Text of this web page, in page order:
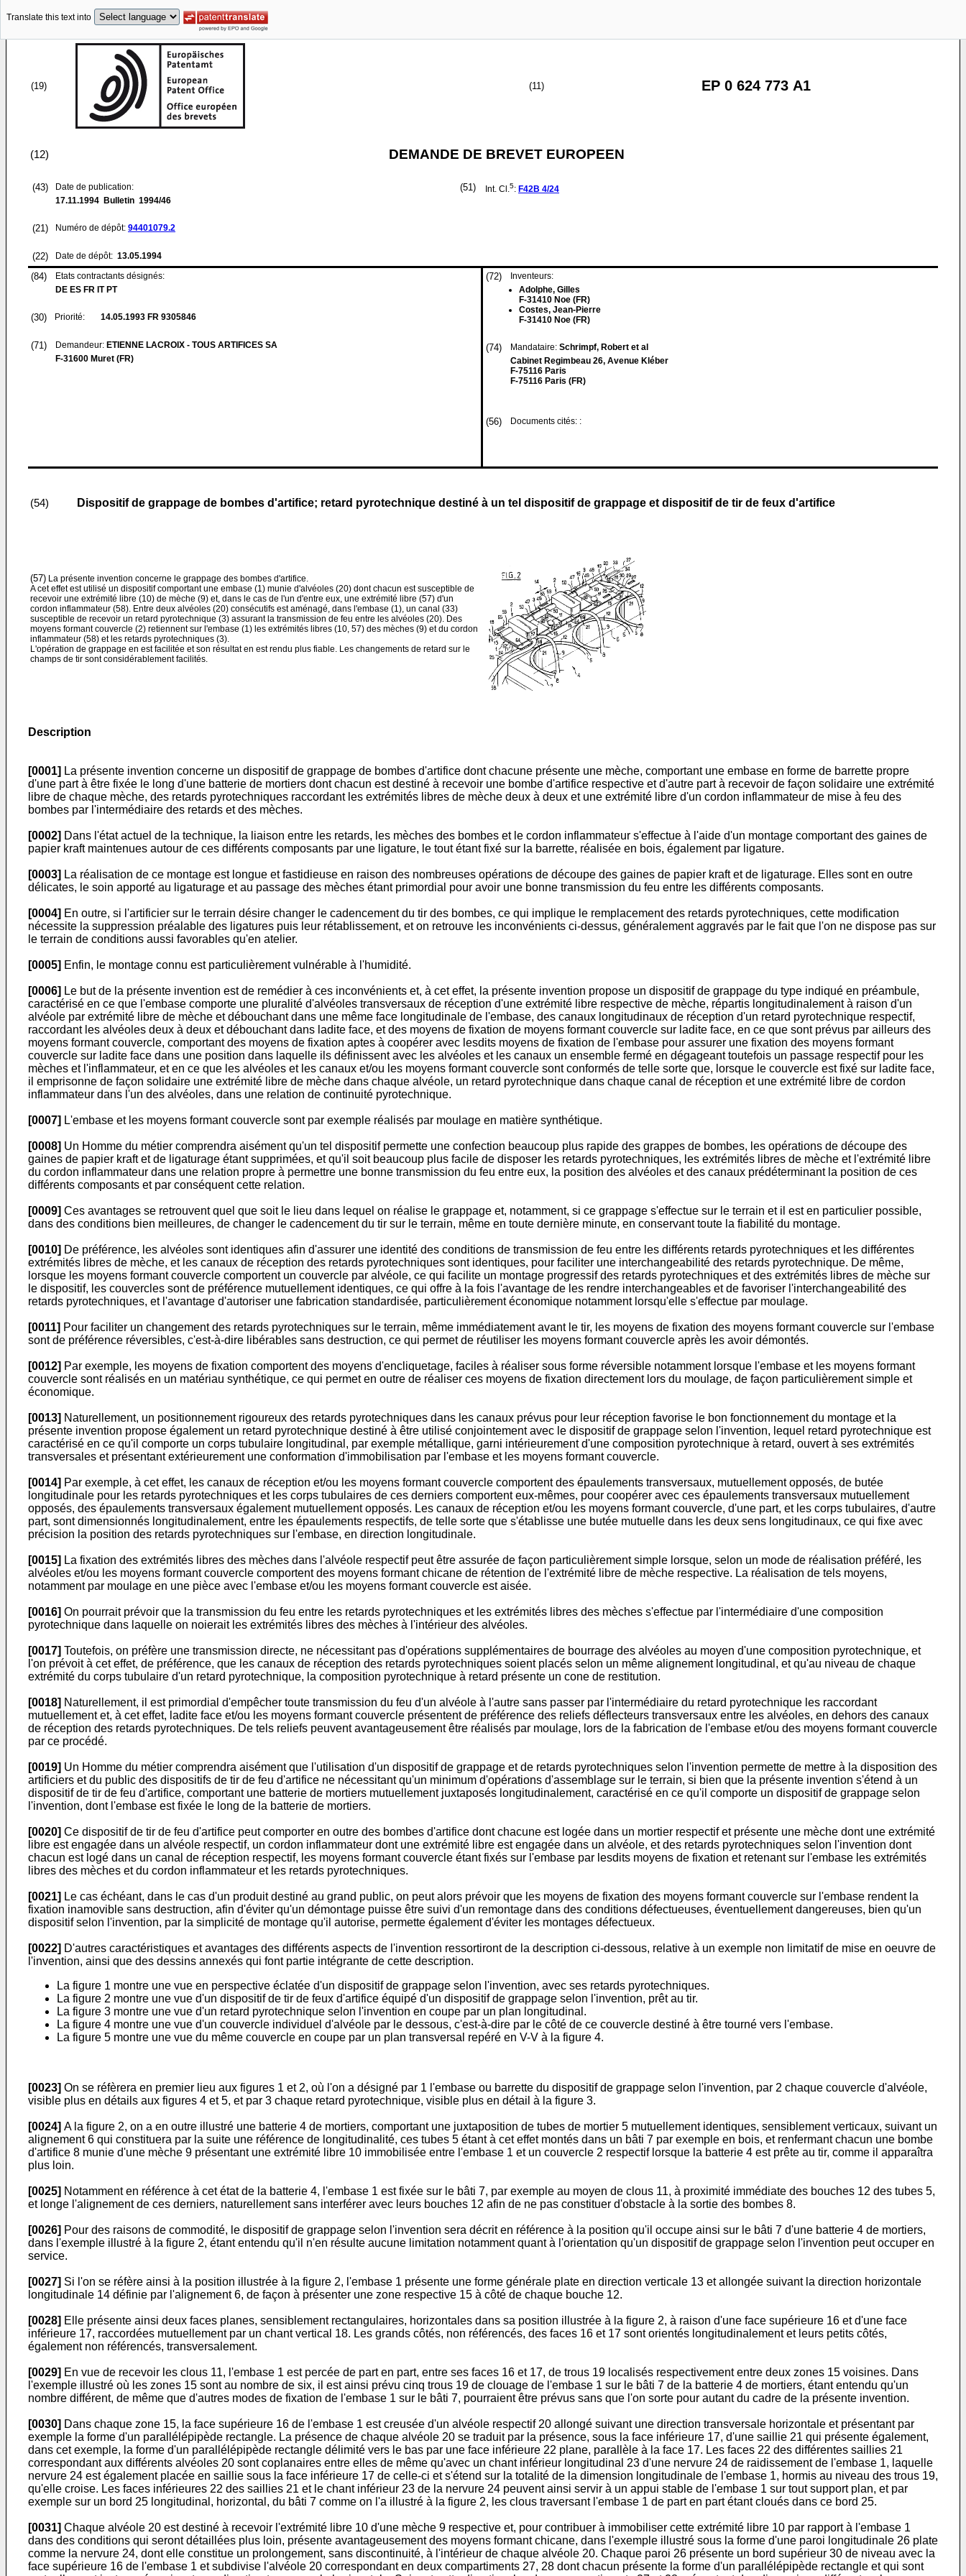
Translate this text into
(19) (11) EP 0 624 773 A1
(12) DEMANDE DE BREVET EUROPEEN
(43)
Date de publication:
17.11.1994 Bulletin 1994/46
(21) Numéro de dépôt: 94401079.2
(22) Date de dépôt: 13.05.1994
(51) Int. Cl.5: F42B 4/24
(84)
Etats contractants désignés:
DE ES FR IT PT
(30) Priorité: 14.05.1993 FR 9305846
(71) Demandeur: ETIENNE LACROIX - TOUS ARTIFICES SA
F-31600 Muret (FR)
(72)
Inventeurs:
Adolphe, Gilles
F-31410 Noe (FR)
Costes, Jean-Pierre
F-31410 Noe (FR)
(74) Mandataire: Schrimpf, Robert et al
Cabinet Regimbeau 26, Avenue Kléber
F-75116 Paris
F-75116 Paris (FR)
(56) Documents cités: :
(54) Dispositif de grappage de bombes d'artifice; retard pyrotechnique destiné à un tel dispositif de grappage et dispositif de tir de feux d'artifice
(57) La présente invention concerne le grappage des bombes d'artifice.
A cet effet est utilisé un dispositif comportant une embase (1) munie d'alvéoles (20) dont chacun est susceptible de
recevoir une extrémité libre (10) de mèche (9) et, dans le cas de l'un d'entre eux, une extrémité libre (57) d'un
cordon inflammateur (58). Entre deux alvéoles (20) consécutifs est aménagé, dans l'embase (1), un canal (33)
susceptible de recevoir un retard pyrotechnique (3) assurant la transmission de feu entre les alvéoles (20). Des
moyens formant couvercle (2) retiennent sur l'embase (1) les extrémités libres (10, 57) des mèches (9) et du cordon
inflammateur (58) et les retards pyrotechniques (3).
L'opération de grappage en est facilitée et son résultat en est rendu plus fiable. Les changements de retard sur le
champs de tir sont considérablement facilités.
Description
[0001] La présente invention concerne un dispositif de grappage de bombes d'artifice dont chacune présente une mèche, comportant une embase en forme de barrette propre
d'une part à être fixée le long d'une batterie de mortiers dont chacun est destiné à recevoir une bombe d'artifice respective et d'autre part à recevoir de façon solidaire une extrémité
libre de chaque mèche, des retards pyrotechniques raccordant les extrémités libres de mèche deux à deux et une extrémité libre d'un cordon inflammateur de mise à feu des
bombes par l'intermédiaire des retards et des mèches.
[0002] Dans l'état actuel de la technique, la liaison entre les retards, les mèches des bombes et le cordon inflammateur s'effectue à l'aide d'un montage comportant des gaines de
papier kraft maintenues autour de ces différents composants par une ligature, le tout étant fixé sur la barrette, réalisée en bois, également par ligature.
[0003] La réalisation de ce montage est longue et fastidieuse en raison des nombreuses opérations de découpe des gaines de papier kraft et de ligaturage. Elles sont en outre
délicates, le soin apporté au ligaturage et au passage des mèches étant primordial pour avoir une bonne transmission du feu entre les différents composants.
[0004] En outre, si l'artificier sur le terrain désire changer le cadencement du tir des bombes, ce qui implique le remplacement des retards pyrotechniques, cette modification
nécessite la suppression préalable des ligatures puis leur rétablissement, et on retrouve les inconvénients ci-dessus, généralement aggravés par le fait que l'on ne dispose pas sur
le terrain de conditions aussi favorables qu'en atelier.
[0005] Enfin, le montage connu est particulièrement vulnérable à l'humidité.
[0006] Le but de la présente invention est de remédier à ces inconvénients et, à cet effet, la présente invention propose un dispositif de grappage du type indiqué en préambule,
caractérisé en ce que l'embase comporte une pluralité d'alvéoles transversaux de réception d'une extrémité libre respective de mèche, répartis longitudinalement à raison d'un
alvéole par extrémité libre de mèche et débouchant dans une même face longitudinale de l'embase, des canaux longitudinaux de réception d'un retard pyrotechnique respectif,
raccordant les alvéoles deux à deux et débouchant dans ladite face, et des moyens de fixation de moyens formant couvercle sur ladite face, en ce que sont prévus par ailleurs des
moyens formant couvercle, comportant des moyens de fixation aptes à coopérer avec lesdits moyens de fixation de l'embase pour assurer une fixation des moyens formant
couvercle sur ladite face dans une position dans laquelle ils définissent avec les alvéoles et les canaux un ensemble fermé en dégageant toutefois un passage respectif pour les
mèches et l'inflammateur, et en ce que les alvéoles et les canaux et/ou les moyens formant couvercle sont conformés de telle sorte que, lorsque le couvercle est fixé sur ladite face,
il emprisonne de façon solidaire une extrémité libre de mèche dans chaque alvéole, un retard pyrotechnique dans chaque canal de réception et une extrémité libre de cordon
inflammateur dans l'un des alvéoles, dans une relation de continuité pyrotechnique.
[0007] L'embase et les moyens formant couvercle sont par exemple réalisés par moulage en matière synthétique.
[0008] Un Homme du métier comprendra aisément qu'un tel dispositif permette une confection beaucoup plus rapide des grappes de bombes, les opérations de découpe des
gaines de papier kraft et de ligaturage étant supprimées, et qu'il soit beaucoup plus facile de disposer les retards pyrotechniques, les extrémités libres de mèche et l'extrémité libre
du cordon inflammateur dans une relation propre à permettre une bonne transmission du feu entre eux, la position des alvéoles et des canaux prédéterminant la position de ces
différents composants et par conséquent cette relation.
[0009] Ces avantages se retrouvent quel que soit le lieu dans lequel on réalise le grappage et, notamment, si ce grappage s'effectue sur le terrain et il est en particulier possible,
dans des conditions bien meilleures, de changer le cadencement du tir sur le terrain, même en toute dernière minute, en conservant toute la fiabilité du montage.
[0010] De préférence, les alvéoles sont identiques afin d'assurer une identité des conditions de transmission de feu entre les différents retards pyrotechniques et les différentes
extrémités libres de mèche, et les canaux de réception des retards pyrotechniques sont identiques, pour faciliter une interchangeabilité des retards pyrotechnique. De même,
lorsque les moyens formant couvercle comportent un couvercle par alvéole, ce qui facilite un montage progressif des retards pyrotechniques et des extrémités libres de mèche sur
le dispositif, les couvercles sont de préférence mutuellement identiques, ce qui offre à la fois l'avantage de les rendre interchangeables et de favoriser l'interchangeabilité des
retards pyrotechniques, et l'avantage d'autoriser une fabrication standardisée, particulièrement économique notamment lorsqu'elle s'effectue par moulage.
[0011] Pour faciliter un changement des retards pyrotechniques sur le terrain, même immédiatement avant le tir, les moyens de fixation des moyens formant couvercle sur l'embase
sont de préférence réversibles, c'est-à-dire libérables sans destruction, ce qui permet de réutiliser les moyens formant couvercle après les avoir démontés.
[0012] Par exemple, les moyens de fixation comportent des moyens d'encliquetage, faciles à réaliser sous forme réversible notamment lorsque l'embase et les moyens formant
couvercle sont réalisés en un matériau synthétique, ce qui permet en outre de réaliser ces moyens de fixation directement lors du moulage, de façon particulièrement simple et
économique.
[0013] Naturellement, un positionnement rigoureux des retards pyrotechniques dans les canaux prévus pour leur réception favorise le bon fonctionnement du montage et la
présente invention propose également un retard pyrotechnique destiné à être utilisé conjointement avec le dispositif de grappage selon l'invention, lequel retard pyrotechnique est
caractérisé en ce qu'il comporte un corps tubulaire longitudinal, par exemple métallique, garni intérieurement d'une composition pyrotechnique à retard, ouvert à ses extrémités
transversales et présentant extérieurement une conformation d'immobilisation par l'embase et les moyens formant couvercle.
[0014] Par exemple, à cet effet, les canaux de réception et/ou les moyens formant couvercle comportent des épaulements transversaux, mutuellement opposés, de butée
longitudinale pour les retards pyrotechniques et les corps tubulaires de ces derniers comportent eux-mêmes, pour coopérer avec ces épaulements transversaux mutuellement
opposés, des épaulements transversaux également mutuellement opposés. Les canaux de réception et/ou les moyens formant couvercle, d'une part, et les corps tubulaires, d'autre
part, sont dimensionnés longitudinalement, entre les épaulements respectifs, de telle sorte que s'établisse une butée mutuelle dans les deux sens longitudinaux, ce qui fixe avec
précision la position des retards pyrotechniques sur l'embase, en direction longitudinale.
[0015] La fixation des extrémités libres des mèches dans l'alvéole respectif peut être assurée de façon particulièrement simple lorsque, selon un mode de réalisation préféré, les
alvéoles et/ou les moyens formant couvercle comportent des moyens formant chicane de rétention de l'extrémité libre de mèche respective. La réalisation de tels moyens,
notamment par moulage en une pièce avec l'embase et/ou les moyens formant couvercle est aisée.
[0016] On pourrait prévoir que la transmission du feu entre les retards pyrotechniques et les extrémités libres des mèches s'effectue par l'intermédiaire d'une composition
pyrotechnique dans laquelle on noierait les extrémités libres des mèches à l'intérieur des alvéoles.
[0017] Toutefois, on préfère une transmission directe, ne nécessitant pas d'opérations supplémentaires de bourrage des alvéoles au moyen d'une composition pyrotechnique, et
l'on prévoit à cet effet, de préférence, que les canaux de réception des retards pyrotechniques soient placés selon un même alignement longitudinal, et qu'au niveau de chaque
extrémité du corps tubulaire d'un retard pyrotechnique, la composition pyrotechnique à retard présente un cone de restitution.
[0018] Naturellement, il est primordial d'empêcher toute transmission du feu d'un alvéole à l'autre sans passer par l'intermédiaire du retard pyrotechnique les raccordant
mutuellement et, à cet effet, ladite face et/ou les moyens formant couvercle présentent de préférence des reliefs déflecteurs transversaux entre les alvéoles, en dehors des canaux
de réception des retards pyrotechniques. De tels reliefs peuvent avantageusement être réalisés par moulage, lors de la fabrication de l'embase et/ou des moyens formant couvercle
par ce procédé.
[0019] Un Homme du métier comprendra aisément que l'utilisation d'un dispositif de grappage et de retards pyrotechniques selon l'invention permette de mettre à la disposition des
artificiers et du public des dispositifs de tir de feu d'artifice ne nécessitant qu'un minimum d'opérations d'assemblage sur le terrain, si bien que la présente invention s'étend à un
dispositif de tir de feu d'artifice, comportant une batterie de mortiers mutuellement juxtaposés longitudinalement, caractérisé en ce qu'il comporte un dispositif de grappage selon
l'invention, dont l'embase est fixée le long de la batterie de mortiers.
[0020] Ce dispositif de tir de feu d'artifice peut comporter en outre des bombes d'artifice dont chacune est logée dans un mortier respectif et présente une mèche dont une extrémité
libre est engagée dans un alvéole respectif, un cordon inflammateur dont une extrémité libre est engagée dans un alvéole, et des retards pyrotechniques selon l'invention dont
chacun est logé dans un canal de réception respectif, les moyens formant couvercle étant fixés sur l'embase par lesdits moyens de fixation et retenant sur l'embase les extrémités
libres des mèches et du cordon inflammateur et les retards pyrotechniques.
[0021] Le cas échéant, dans le cas d'un produit destiné au grand public, on peut alors prévoir que les moyens de fixation des moyens formant couvercle sur l'embase rendent la
fixation inamovible sans destruction, afin d'éviter qu'un démontage puisse être suivi d'un remontage dans des conditions défectueuses, éventuellement dangereuses, bien qu'un
dispositif selon l'invention, par la simplicité de montage qu'il autorise, permette également d'éviter les montages défectueux.
[0022] D'autres caractéristiques et avantages des différents aspects de l'invention ressortiront de la description ci-dessous, relative à un exemple non limitatif de mise en oeuvre de
l'invention, ainsi que des dessins annexés qui font partie intégrante de cette description.
La figure 1 montre une vue en perspective éclatée d'un dispositif de grappage selon l'invention, avec ses retards pyrotechniques.
La figure 2 montre une vue d'un dispositif de tir de feux d'artifice équipé d'un dispositif de grappage selon l'invention, prêt au tir.
La figure 3 montre une vue d'un retard pyrotechnique selon l'invention en coupe par un plan longitudinal.
La figure 4 montre une vue d'un couvercle individuel d'alvéole par le dessous, c'est-à-dire par le côté de ce couvercle destiné à être tourné vers l'embase.
La figure 5 montre une vue du même couvercle en coupe par un plan transversal repéré en V-V à la figure 4.
[0023] On se réfèrera en premier lieu aux figures 1 et 2, où l'on a désigné par 1 l'embase ou barrette du dispositif de grappage selon l'invention, par 2 chaque couvercle d'alvéole,
visible plus en détails aux figures 4 et 5, et par 3 chaque retard pyrotechnique, visible plus en détail à la figure 3.
[0024] A la figure 2, on a en outre illustré une batterie 4 de mortiers, comportant une juxtaposition de tubes de mortier 5 mutuellement identiques, sensiblement verticaux, suivant un
alignement 6 qui constituera par la suite une référence de longitudinalité, ces tubes 5 étant à cet effet montés dans un bâti 7 par exemple en bois, et renfermant chacun une bombe
d'artifice 8 munie d'une mèche 9 présentant une extrémité libre 10 immobilisée entre l'embase 1 et un couvercle 2 respectif lorsque la batterie 4 est prête au tir, comme il apparaîtra
plus loin.
[0025] Notamment en référence à cet état de la batterie 4, l'embase 1 est fixée sur le bâti 7, par exemple au moyen de clous 11, à proximité immédiate des bouches 12 des tubes 5,
et longe l'alignement de ces derniers, naturellement sans interférer avec leurs bouches 12 afin de ne pas constituer d'obstacle à la sortie des bombes 8.
[0026] Pour des raisons de commodité, le dispositif de grappage selon l'invention sera décrit en référence à la position qu'il occupe ainsi sur le bâti 7 d'une batterie 4 de mortiers,
dans l'exemple illustré à la figure 2, étant entendu qu'il n'en résulte aucune limitation notamment quant à l'orientation qu'un dispositif de grappage selon l'invention peut occuper en
service.
[0027] Si l'on se réfère ainsi à la position illustrée à la figure 2, l'embase 1 présente une forme générale plate en direction verticale 13 et allongée suivant la direction horizontale
longitudinale 14 définie par l'alignement 6, de façon à présenter une zone respective 15 à côté de chaque bouche 12.
[0028] Elle présente ainsi deux faces planes, sensiblement rectangulaires, horizontales dans sa position illustrée à la figure 2, à raison d'une face supérieure 16 et d'une face
inférieure 17, raccordées mutuellement par un chant vertical 18. Les grands côtés, non référencés, des faces 16 et 17 sont orientés longitudinalement et leurs petits côtés,
également non référencés, transversalement.
[0029] En vue de recevoir les clous 11, l'embase 1 est percée de part en part, entre ses faces 16 et 17, de trous 19 localisés respectivement entre deux zones 15 voisines. Dans
l'exemple illustré où les zones 15 sont au nombre de six, il est ainsi prévu cinq trous 19 de clouage de l'embase 1 sur le bâti 7 de la batterie 4 de mortiers, étant entendu qu'un
nombre différent, de même que d'autres modes de fixation de l'embase 1 sur le bâti 7, pourraient être prévus sans que l'on sorte pour autant du cadre de la présente invention.
[0030] Dans chaque zone 15, la face supérieure 16 de l'embase 1 est creusée d'un alvéole respectif 20 allongé suivant une direction transversale horizontale et présentant par
exemple la forme d'un parallélépipède rectangle. La présence de chaque alvéole 20 se traduit par la présence, sous la face inférieure 17, d'une saillie 21 qui présente également,
dans cet exemple, la forme d'un parallélépipède rectangle délimité vers le bas par une face inférieure 22 plane, parallèle à la face 17. Les faces 22 des différentes saillies 21
correspondant aux différents alvéoles 20 sont coplanaires entre elles de même qu'avec un chant inférieur longitudinal 23 d'une nervure 24 de raidissement de l'embase 1, laquelle
nervure 24 est également placée en saillie sous la face inférieure 17 de celle-ci et s'étend sur la totalité de la dimension longitudinale de l'embase 1, hormis au niveau des trous 19,
qu'elle croise. Les faces inférieures 22 des saillies 21 et le chant inférieur 23 de la nervure 24 peuvent ainsi servir à un appui stable de l'embase 1 sur tout support plan, et par
exemple sur un bord 25 longitudinal, horizontal, du bâti 7 comme on l'a illustré à la figure 2, les clous traversant l'embase 1 de part en part étant cloués dans ce bord 25.
[0031] Chaque alvéole 20 est destiné à recevoir l'extrémité libre 10 d'une mèche 9 respective et, pour contribuer à immobiliser cette extrémité libre 10 par rapport à l'embase 1
dans des conditions qui seront détaillées plus loin, présente avantageusement des moyens formant chicane, dans l'exemple illustré sous la forme d'une paroi longitudinale 26 plate
comme la nervure 24, dont elle constitue un prolongement, sans discontinuité, à l'intérieur de chaque alvéole 20. Chaque paroi 26 présente un bord supérieur 30 de niveau avec la
face supérieure 16 de l'embase 1 et subdivise l'alvéole 20 correspondant en deux compartiments 27, 28 dont chacun présente la forme d'un parallélépipède rectangle et qui sont